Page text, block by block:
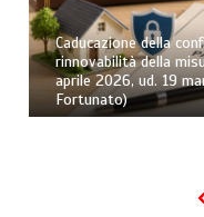
Caducazione della
rinnovabilità della
aprile 2026, ud. 19
Fortunato)